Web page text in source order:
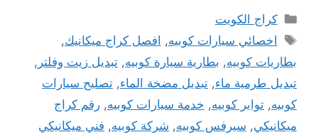
التصنيفات
كراج الكويت
الوسوم
اخصائي سيارات كوبيه, افصل كراج ميكانيك,
بطاريات كوبيه, بطارية سيارة كوبيه, تبديل زيت وفلتر ,
تبديل طرمية ماء, تبديل مضخة الماء, تصليح سيارات
كوبيه, تواير كوبيه, خدمة سيارات كوبيه, رقم كراج
ميكانيكي, سيرفس كوبيه, شركة كوبيه, فني ميكانيكي